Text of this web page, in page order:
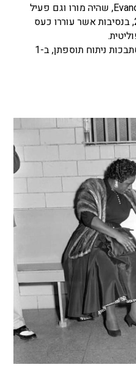
בהלווייתו של Evandro João da Silva, שהיה מורו וגם פעיל
חברתי, אשר נהרג בדצמבר 2009, בנסיבות אשר עוררו כעס
דייגו לקה בסרטן דם ונפטר מהסתבכות ניתוח תוספתן, ב-1